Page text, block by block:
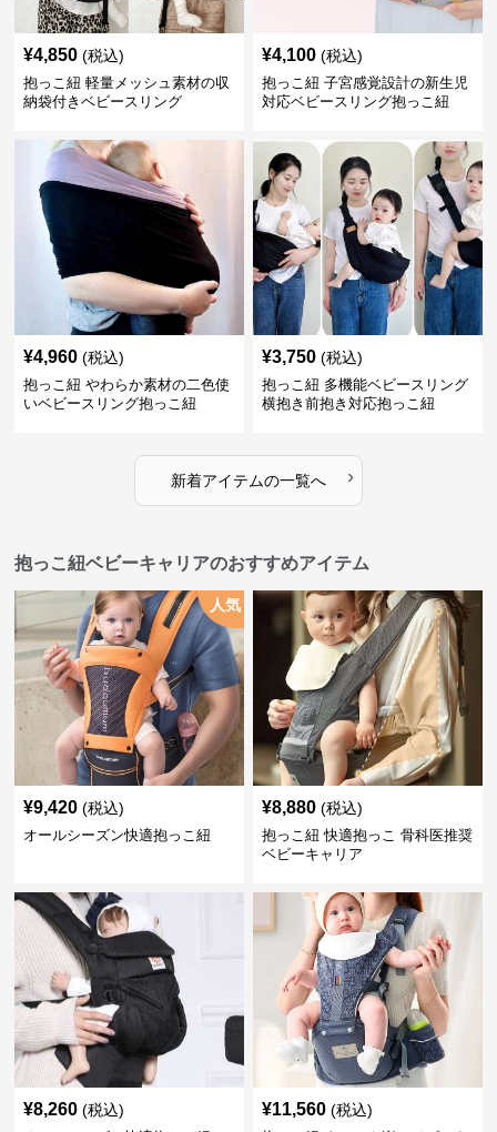
¥4,850 (税込)
抱っこ紐 軽量メッシュ素材の収
納袋付きベビースリング
¥4,100 (税込)
抱っこ紐 子宮感覚設計の新生児
対応ベビースリング抱っこ紐
¥4,960 (税込)
抱っこ紐 やわらか素材の二色使
いベビースリング抱っこ紐
¥3,750 (税込)
抱っこ紐 多機能ベビースリング
横抱き前抱き対応抱っこ紐
新着アイテムの一覧へ ›
抱っこ紐ベビーキャリアのおすすめアイテム
人気
¥9,420 (税込)
オールシーズン快適抱っこ紐
¥8,880 (税込)
抱っこ紐 快適抱っこ 骨科医推奨
ベビーキャリア
¥8,260 (税込) ¥11,560 (税込)